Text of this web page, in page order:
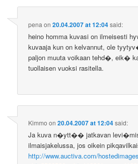
pena on20.04.2007 at 12:04said:
heino homma kuvasi on ilmeisesti
kuvaaja kun on kelvannut, ole
paljon muuta voikaan tehd�, eik�
tuollaisen vuoksi rasitella.
Kimmo on20.04.2007 at 12:04said:
Ja kuva n�ytt�� jatkavan
ilmaisjakelussa, jos oikein
http://www.auctiva.com/